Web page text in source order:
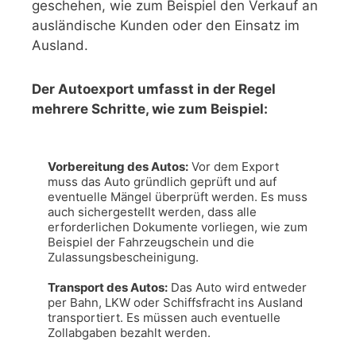
geschehen, wie zum Beispiel den Verkauf an
ausländische Kunden oder den Einsatz im
Ausland.
Der Autoexport umfasst in der Regel
mehrere Schritte, wie zum Beispiel:
Vorbereitung des Autos: Vor dem Export
muss das Auto gründlich geprüft und auf
eventuelle Mängel überprüft werden. Es muss
auch sichergestellt werden, dass alle
erforderlichen Dokumente vorliegen, wie zum
Beispiel der Fahrzeugschein und die
Zulassungsbescheinigung.
Transport des Autos: Das Auto wird entweder
per Bahn, LKW oder Schiffsfracht ins Ausland
transportiert. Es müssen auch eventuelle
Zollabgaben bezahlt werden.